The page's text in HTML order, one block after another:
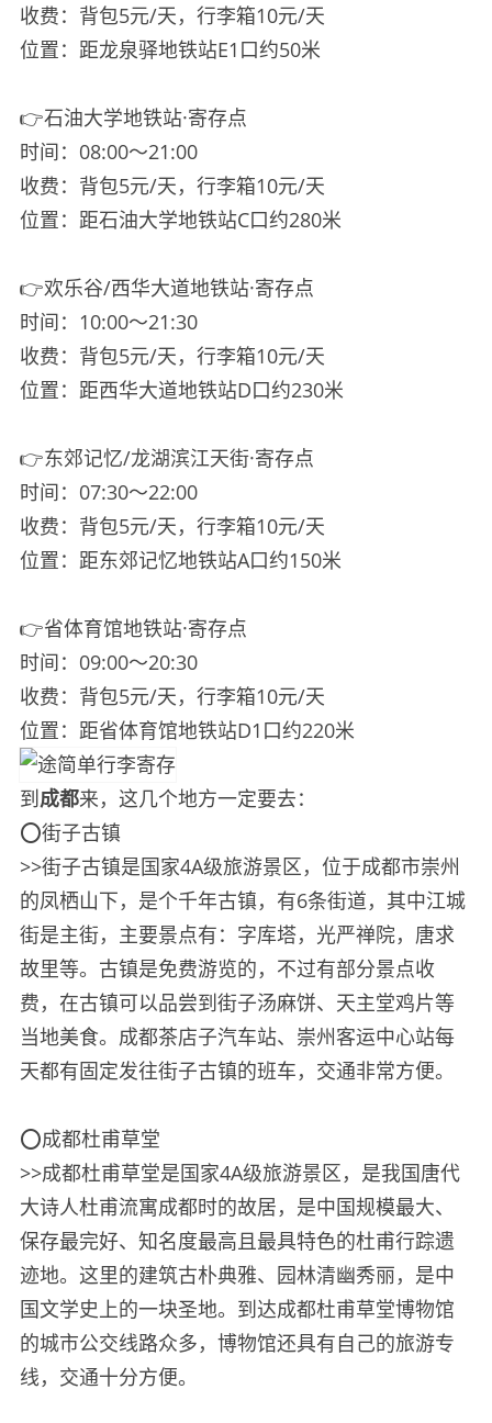
收费：背包5元/天，行李箱10元/天
位置：距龙泉驿地铁站E1口约50米
👉石油大学地铁站·寄存点
时间：08:00～21:00
收费：背包5元/天，行李箱10元/天
位置：距石油大学地铁站C口约280米
👉欢乐谷/西华大道地铁站·寄存点
时间：10:00～21:30
收费：背包5元/天，行李箱10元/天
位置：距西华大道地铁站D口约230米
👉东郊记忆/龙湖滨江天街·寄存点
时间：07:30～22:00
收费：背包5元/天，行李箱10元/天
位置：距东郊记忆地铁站A口约150米
👉省体育馆地铁站·寄存点
时间：09:00～20:30
收费：背包5元/天，行李箱10元/天
位置：距省体育馆地铁站D1口约220米
到成都来，这几个地方一定要去：
⭕️街子古镇
>>街子古镇是国家4A级旅游景区，位于成都市崇州
的凤栖山下，是个千年古镇，有6条街道，其中江城
街是主街，主要景点有：字库塔，光严禅院，唐求
故里等。古镇是免费游览的，不过有部分景点收
费，在古镇可以品尝到街子汤麻饼、天主堂鸡片等
当地美食。成都茶店子汽车站、崇州客运中心站每
天都有固定发往街子古镇的班车，交通非常方便。
⭕️成都杜甫草堂
>>成都杜甫草堂是国家4A级旅游景区，是我国唐代
大诗人杜甫流寓成都时的故居，是中国规模最大、
保存最完好、知名度最高且最具特色的杜甫行踪遗
迹地。这里的建筑古朴典雅、园林清幽秀丽，是中
国文学史上的一块圣地。到达成都杜甫草堂博物馆
的城市公交线路众多，博物馆还具有自己的旅游专
线，交通十分方便。